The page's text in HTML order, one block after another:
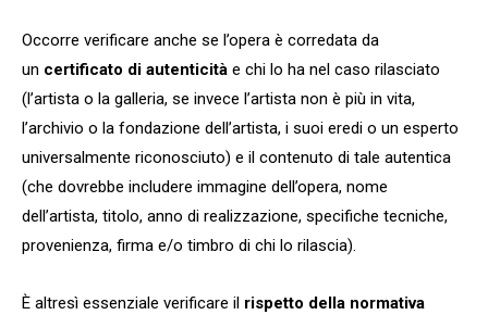
Occorre verificare anche se l’opera è corredata da
un certificato di autenticità e chi lo ha nel caso rilasciato
(l’artista o la galleria, se invece l’artista non è più in vita,
l’archivio o la fondazione dell’artista, i suoi eredi o un esperto
universalmente riconosciuto) e il contenuto di tale autentica
(che dovrebbe includere immagine dell’opera, nome
dell’artista, titolo, anno di realizzazione, specifiche tecniche,
provenienza, firma e/o timbro di chi lo rilascia).
È altresì essenziale verificare il rispetto della normativa